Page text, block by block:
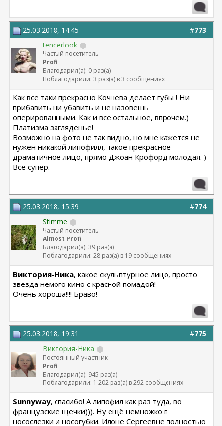
#773
25.03.2018, 14:45
tenderlook
Частый посетитель
Profi
Благодарил(а): 0 раз(а)
Поблагодарили: 3 раз(а) в 3 сообщениях
Как все таки прекрасно Кочнева делает губы ! Ни
прибавить ни убавить и не назовешь
оперированными. Как и все остальное, впрочем.)
Платизма загляденье!
Возможно на фото не так видно, но мне кажется не
нужен никакой липофилл, такое прекрасное
драматичное лицо, прямо Джоан Крофорд молодая. )
Все супер.
#774
25.03.2018, 15:39
Stimme
Частый посетитель
Almost Profi
Благодарил(а): 39 раз(а)
Поблагодарили: 28 раз(а) в 19 сообщениях
Виктория-Ника, какое скульптурное лицо, просто
звезда немого кино с красной помадой!
Очень хороша!!!! Браво!
#775
25.03.2018, 19:31
Виктория-Ника
Постоянный участник
Profi
Благодарил(а): 945 раз(а)
Поблагодарили: 1 202 раз(а) в 292 сообщениях
Sunnyway, спасибо! А липофил как раз туда, во
французские щечки))). Ну ещё немножко в
носослезки и носогубки. Илоне Сергеевне полностью